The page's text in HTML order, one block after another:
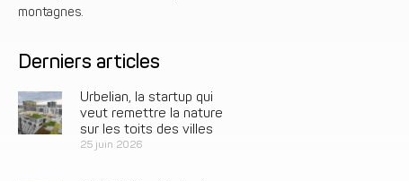
montagnes.
Derniers articles
Urbelian, la startup qui
veut remettre la nature
sur les toits des villes
25 juin 2026